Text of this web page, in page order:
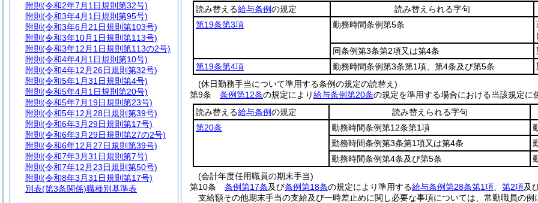
読み替える給与条例の規定 読み替えられる字句
第19条第3項
勤務時間条例第5条
同条例第3条第2項又は第4条
第19条第4項
勤務時間条例第3条第1項、第4条及び第5条
(休日勤務手当について準用する条例の規定の読替え)
第9条
条例第12条の規定により給与条例第20条の規定を準用する場合における当該規定に
読み替える給与条例の規定 読み替えられる字句
第20条
勤務時間条例第12条第1項
勤務時間条例第3条第1項又は第4条
勤務時間条例第4条及び第5条
(会計年度任用職員の期末手当)
第10条
条例第17条及び条例第18条の規定により準用する給与条例第28条第1項 第2項及
支給額その他期末手当の支給及び一時差止めに関し必要な事項については、常勤職員の例
附則 (令和2年7月1日規則第32号)
附則 (令和3年4月1日規則第95号)
附則 (令和3年6月21日規則第103号)
附則 (令和3年10月1日規則第113号)
附則 (令和3年12月1日規則第113の2号)
附則 (令和4年4月1日規則第10号)
附則 (令和4年12月26日規則第32号)
附則 (令和5年1月31日規則第4号)
附則 (令和5年4月1日規則第20号)
附則 (令和5年7月19日規則第23号)
附則 (令和5年12月28日規則第39号)
附則 (令和6年3月29日規則第17号)
附則 (令和6年3月29日規則第27の2号)
附則 (令和6年12月27日規則第39号)
附則 (令和7年3月31日規則第7号)
附則 (令和7年12月23日規則第50号)
附則 (令和8年3月31日規則第17号)
別表(第3条関係)職種別基準表